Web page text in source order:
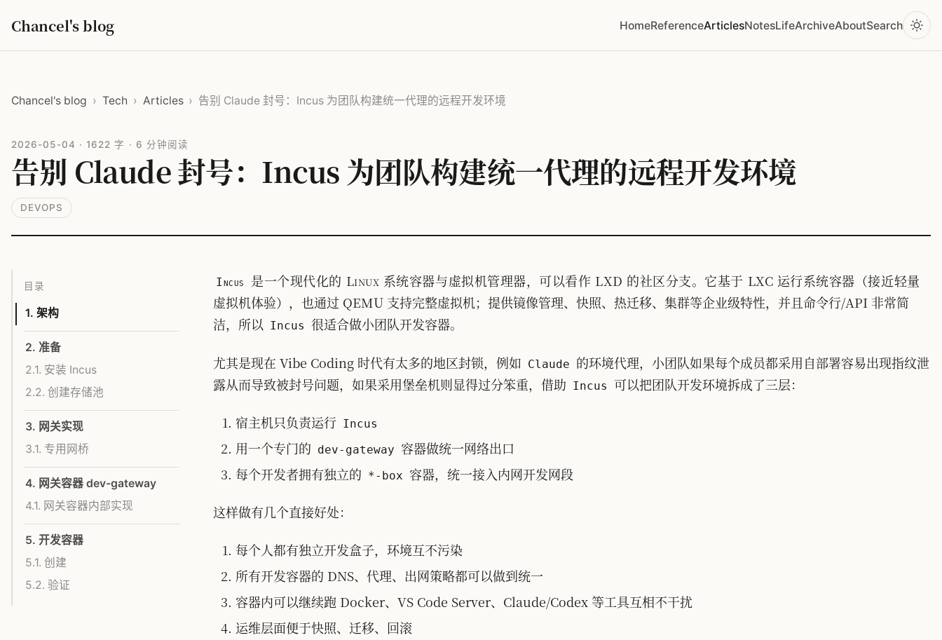
Chancel's blog HomeReferenceArticlesNotesLifeArchiveAboutSearch
Chancel's blog › Tech › Articles › 告别 Claude 封号：Incus 为团队构建统一代理的远程开发环境
2026-05-04 · 1622 字 · 6 分钟阅读
告别 Claude 封号：Incus 为团队构建统一代理的远程开发环境
DEVOPS
目录
1. 架构
2. 准备
2.1. 安装 Incus
2.2. 创建存储池
3. 网关实现
3.1. 专用网桥
4. 网关容器 dev-gateway
4.1. 网关容器内部实现
5. 开发容器
5.1. 创建
5.2. 验证
Incus
是一个现代化的 Linux 系统容器与虚拟机管理器，可以看作 LXD 的社区分支。它基于 LXC 运行系统容器（接近轻量
虚拟机体验），也通过 QEMU 支持完整虚拟机；提供镜像管理、快照、热迁移、集群等企业级特性，并且命令行/API 非常简
洁，所以 Incus 很适合做小团队开发容器。
尤其是现在 Vibe Coding 时代有太多的地区封锁，例如 Claude 的环境代理，小团队如果每个成员都采用自部署容易出现指纹泄
露从而导致被封号问题，如果采用堡垒机则显得过分笨重，借助 Incus 可以把团队开发环境拆成了三层：
宿主机只负责运行 Incus
用一个专门的 dev-gateway 容器做统一网络出口
每个开发者拥有独立的 *-box 容器，统一接入内网开发网段
这样做有几个直接好处：
每个人都有独立开发盒子，环境互不污染
所有开发容器的 DNS、代理、出网策略都可以做到统一
容器内可以继续跑 Docker、VS Code Server、Claude/Codex 等工具互相不干扰
运维层面便于快照、迁移、回滚